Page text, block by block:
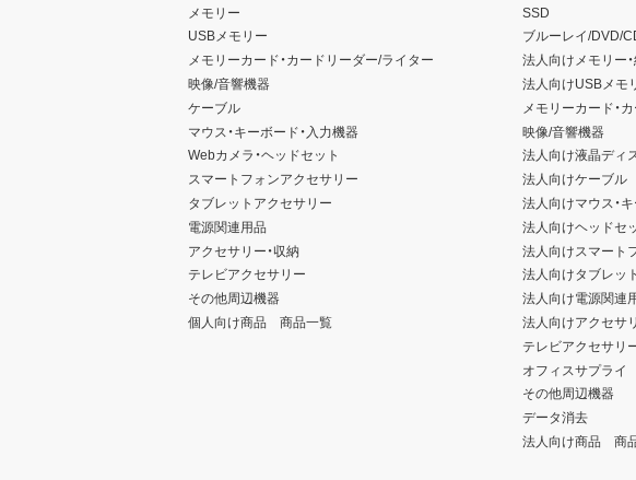
メモリー
USBメモリー
メモリーカード・カードリーダー/ライター
映像/音響機器
ケーブル
マウス・キーボード・入力機器
Webカメラ・ヘッドセット
スマートフォンアクセサリー
タブレットアクセサリー
電源関連用品
アクセサリー・収納
テレビアクセサリー
その他周辺機器
個人向け商品 商品一覧
SSD
ブルーレイ/DVD/
法人向けメモリー
法人向けUSBメモ
メモリーカード・
映像/音響機器
法人向け液晶ディ
法人向けケーブル
法人向けマウス・
法人向けヘッドセ
法人向けスマート
法人向けタブレッ
法人向け電源関連
法人向けアクセサ
テレビアクセサリ
オフィスサプライ
その他周辺機器
データ消去
法人向け商品 商